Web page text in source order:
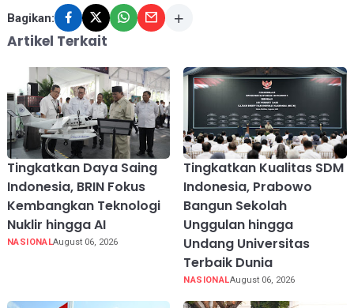
Bagikan:
Artikel Terkait
Tingkatkan Daya Saing
Indonesia, BRIN Fokus
Kembangkan Teknologi
Nuklir hingga AI
NASIONALAugust 06, 2026
Tingkatkan Kualitas SDM
Indonesia, Prabowo
Bangun Sekolah
Unggulan hingga
Undang Universitas
Terbaik Dunia
NASIONALAugust 06, 2026